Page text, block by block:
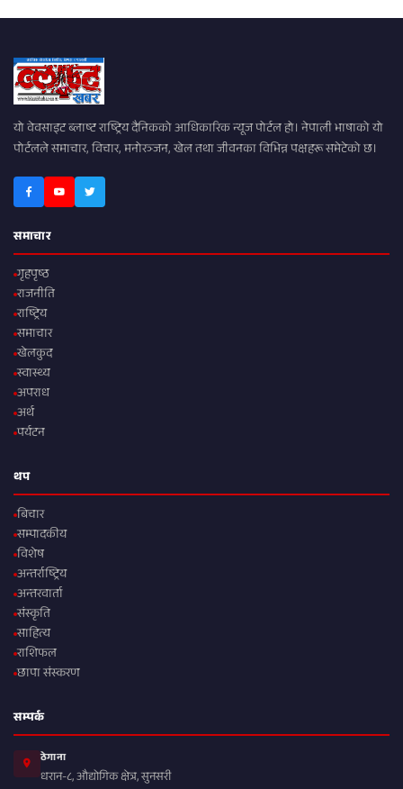
यो वेवसाइट ब्लाष्ट राष्ट्रिय दैनिकको आधिकारिक न्यूज पोर्टल हो। नेपाली भाषाको यो
पोर्टलले समाचार, विचार, मनोरञ्जन, खेल तथा जीवनका विभिन्न पक्षहरू समेटेको छ।
समाचार
गृहपृष्ठ
राजनीति
राष्ट्रिय
समाचार
खेलकुद
स्वास्थ्य
अपराध
अर्थ
पर्यटन
थप
बिचार
सम्पादकीय
विशेष
अन्तर्राष्ट्रिय
अन्तरवार्ता
संस्कृति
साहित्य
राशिफल
छापा संस्करण
सम्पर्क
ठेगाना
धरान-८, औद्योगिक क्षेत्र, सुनसरी